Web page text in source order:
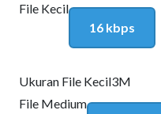
File Kecil
16 kbps
Ukuran File Kecil3M
File Medium